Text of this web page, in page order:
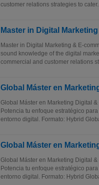
customer relations strategies to
Master in Digital
Master in Digital Marketing & E-
sound knowledge of the digital
commercial and customer relations
Global Máster en
Global Máster en Marketing Digital
Potencia tu enfoque estratégico
entorno digital. Formato: Hybrid
Global Máster en
Global Máster en Marketing Digital
Potencia tu enfoque estratégico
entorno digital. Formato: Hybrid